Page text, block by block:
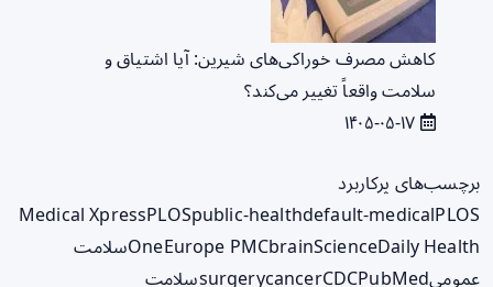
کاهش مصرف خوراکی‌های شیرین: آیا اشتیاق و
سلامت واقعاً تغییر می‌کند؟
برچسب‌های پرکاربرد
Medical XpressPLOSpublic-healthdefault-medicalPLOS
OneEurope PMCbrainScienceDaily Health
سلامت
عمومی
surgerycancerCDCPubMed
سلامت